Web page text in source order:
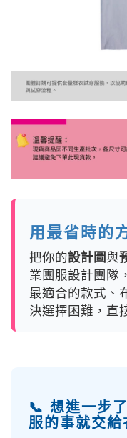
用最省時的
把你的設計圖與
業團服設計團隊
最適合的款式、
決選擇困難，直
📞 想進一步
服的事就交給